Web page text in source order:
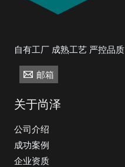
自有工厂 成熟工艺 严控品质
邮箱
关于尚泽
公司介绍
成功案例
企业资质